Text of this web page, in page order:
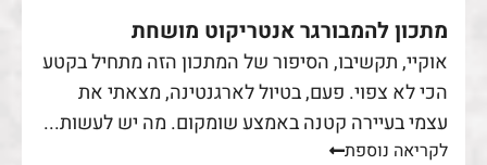
מתכון להמבורגר אנטריקוט מושחת
אוקיי, תקשיבו, הסיפור של המתכון הזה מתחיל בקטע
הכי לא צפוי. פעם, בטיול לארגנטינה, מצאתי את
עצמי בעיירה קטנה באמצע שומקום. מה יש לעשות...
לקריאה נוספת